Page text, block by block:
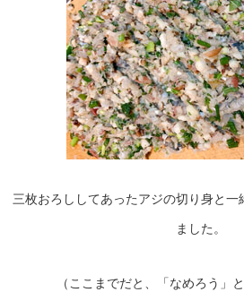
三枚おろししてあったアジの切り身と
ました。
（ここまでだと、「なめろう」